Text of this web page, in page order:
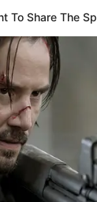
To Share The